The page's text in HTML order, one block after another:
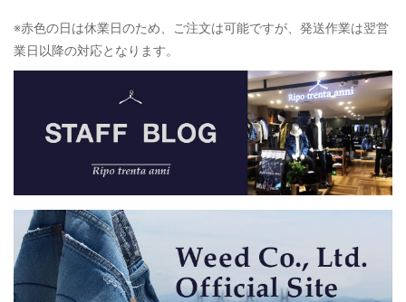
※赤色の日は休業日のため、ご注文は可能ですが、発送作業は翌営
業日以降の対応となります。